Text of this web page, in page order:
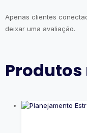
Apenas clientes
deixar uma avaliação.